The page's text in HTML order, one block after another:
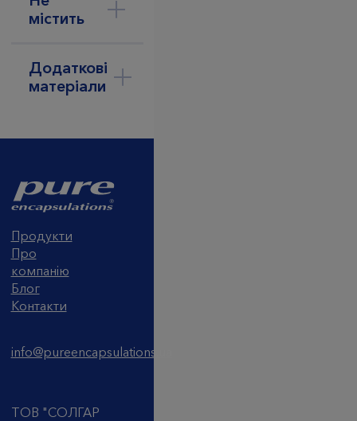
містить
Додаткові
матеріали
Продукти
Про
компанію
Блог
Контакти
info@pureencapsulations.ua
ТОВ "СОЛГАР